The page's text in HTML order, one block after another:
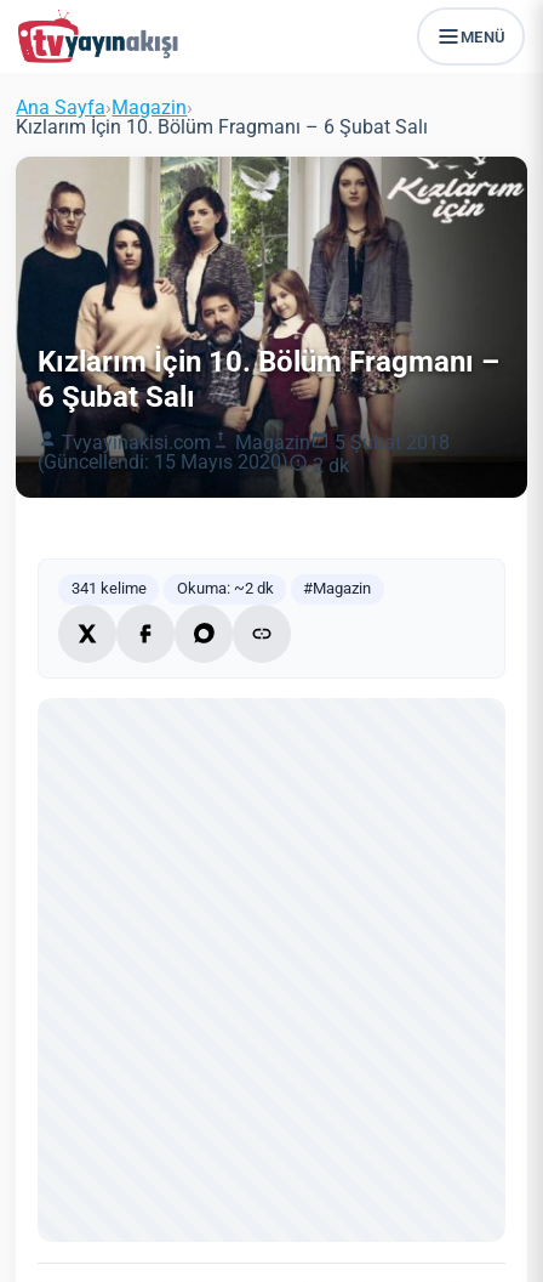
MENÜ
Ana Sayfa›Magazin›
Kızlarım İçin 10. Bölüm Fragmanı – 6 Şubat Salı
Kızlarım İçin 10. Bölüm Fragmanı –
6 Şubat Salı
Tvyayinakisi.com Magazin
5 Şubat 2018
(Güncellendi: 15 Mayıs 2020)
2 dk
341 kelime Okuma: ~2 dk #Magazin